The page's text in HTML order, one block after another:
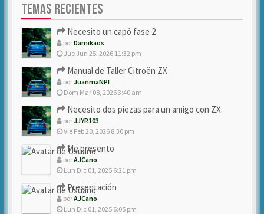
TEMAS RECIENTES
Necesito un capó fase 2
porDamikaos
Jue Jun 25, 2026 11:32 pm
Manual de Taller Citroën ZX
porJuanmaNPI
Dom Mar 08, 2026 3:40 am
Necesito dos piezas para un amigo con ZX.
porJJYR103
Vie Feb 20, 2026 8:30 pm
Me presento
porAJCano
Lun Dic 01, 2025 6:21 pm
Presentación
porAJCano
Lun Dic 01, 2025 6:05 pm